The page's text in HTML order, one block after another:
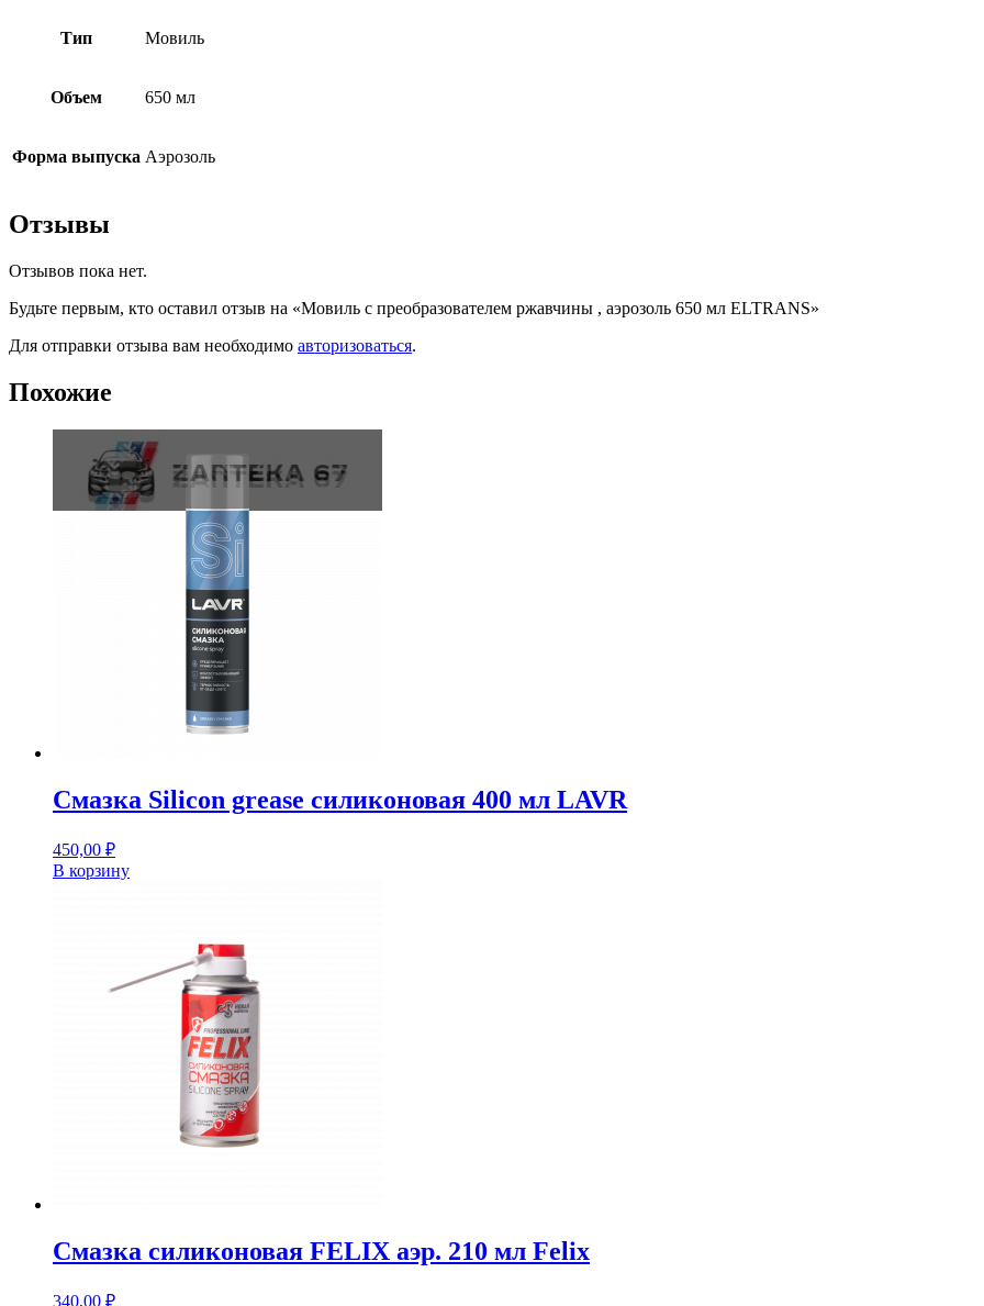
Тип Мовиль
Объем 650 мл
Форма выпуска Аэрозоль
Отзывы
Отзывов пока нет.
Будьте первым, кто оставил отзыв на «Мовиль с преобразователем ржавчины , аэрозоль 650 мл ELTRANS»
Для отправки отзыва вам необходимо авторизоваться.
Похожие
Смазка Silicon grease силиконовая 400 мл LAVR
450,00 ₽
В корзину
Смазка силиконовая FELIX аэр. 210 мл Felix
340,00 ₽